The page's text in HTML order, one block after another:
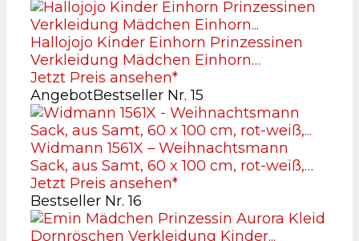
Hallojojo Kinder Einhorn Prinzessinen
Verkleidung Mädchen Einhorn…
Jetzt Preis ansehen*
AngebotBestseller Nr. 15
Widmann 1561X – Weihnachtsmann
Sack, aus Samt, 60 x 100 cm, rot-weiß,…
Jetzt Preis ansehen*
Bestseller Nr. 16